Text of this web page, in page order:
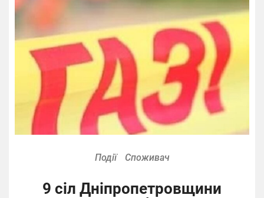
Події Споживач
9 сіл Дніпропетровщини